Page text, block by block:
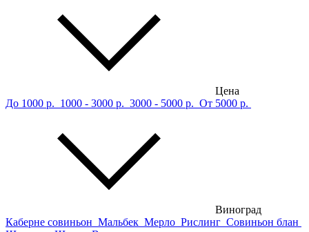
Цена
До 1000 р. 1000 - 3000 р. 3000 - 5000 р. От 5000 р.
Виноград
Каберне совиньон Мальбек Мерло Рислинг Совиньон блан